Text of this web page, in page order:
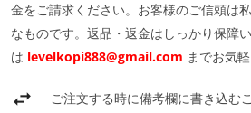
金をご請求ください。お客様のご信頼は
なものです。返品・返金はしっかり保障
は levelkopi888@gmail.com までお気
ご注文する時に備考欄に書き込む